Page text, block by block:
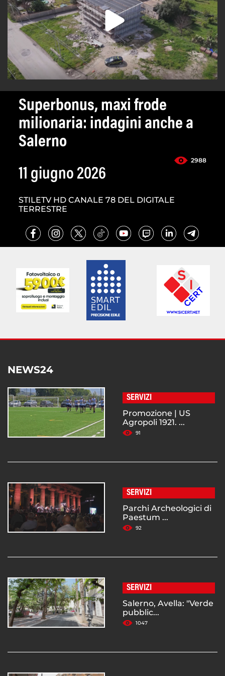
Superbonus, maxi frode
milionaria: indagini anche a
Salerno
2988
11 giugno 2026
STILETV HD CANALE 78 DEL DIGITALE
TERRESTRE
NEWS24
SERVIZI
Promozione | US
Agropoli 1921. ...
91
SERVIZI
Parchi Archeologici di
Paestum ...
92
SERVIZI
Salerno, Avella: "Verde
pubblic...
1047